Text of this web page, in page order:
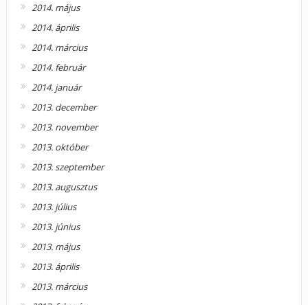
2014. május
2014. április
2014. március
2014. február
2014. január
2013. december
2013. november
2013. október
2013. szeptember
2013. augusztus
2013. július
2013. június
2013. május
2013. április
2013. március